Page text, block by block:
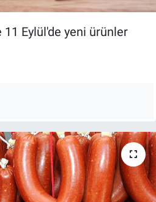
Eylül'de yeni ürünler